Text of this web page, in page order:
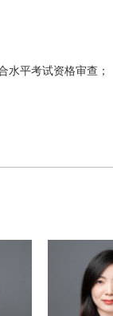
水平考试资格审查；